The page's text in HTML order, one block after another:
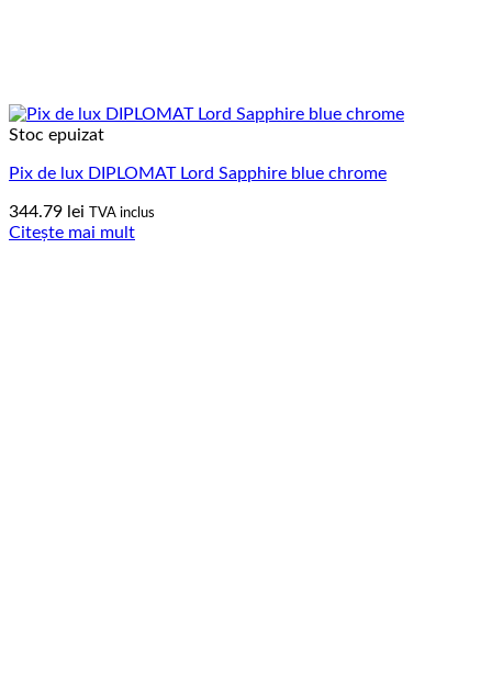
Stoc epuizat
Pix de lux DIPLOMAT Lord Sapphire blue chrome
344.79 lei TVA inclus
Citește mai mult